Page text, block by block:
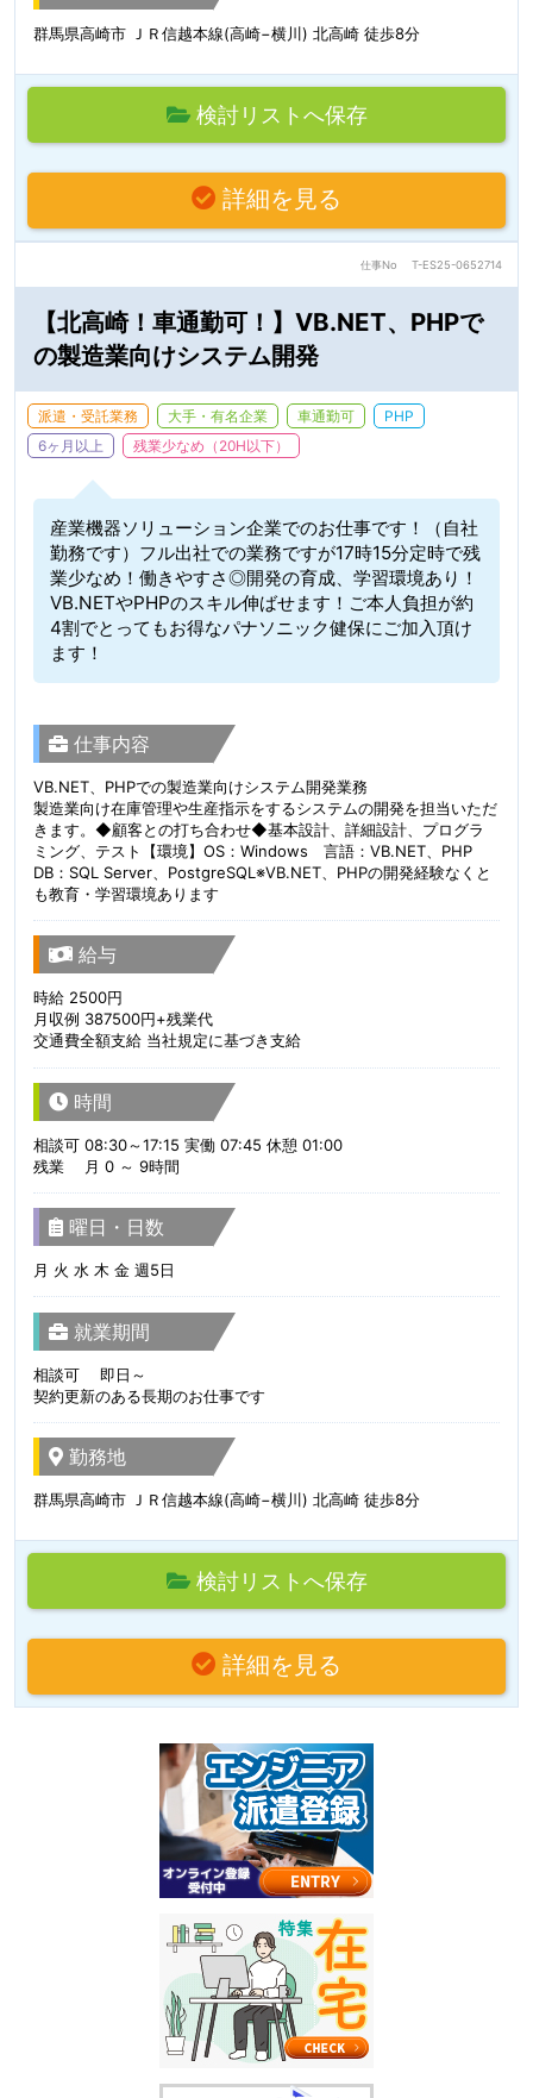
群馬県高崎市 ＪＲ信越本線(高崎−横川) 北高崎 徒歩8分
検討リストへ保存
詳細を見る
仕事No T-ES25-0652714
【北高崎！車通勤可！】VB.NET、PHPで
の製造業向けシステム開発
派遣・受託業務 大手・有名企業 車通勤可
PHP
6ヶ月以上
残業少なめ（20H以下）
産業機器ソリューション企業でのお仕事です！（自社
勤務です）フル出社での業務ですが17時15分定時で残
業少なめ！働きやすさ◎開発の育成、学習環境あり！
VB.NETやPHPのスキル伸ばせます！ご本人負担が約
4割でとってもお得なパナソニック健保にご加入頂け
ます！
仕事内容
VB.NET、PHPでの製造業向けシステム開発業務
製造業向け在庫管理や生産指示をするシステムの開発を担当いただ
きます。◆顧客との打ち合わせ◆基本設計、詳細設計、プログラ
ミング、テスト【環境】OS：Windows 言語：VB.NET、PHP
DB：SQL Server、PostgreSQL※VB.NET、PHPの開発経験なくと
も教育・学習環境あります
給与
時給 2500円
月収例 387500円+残業代
交通費全額支給 当社規定に基づき支給
時間
相談可 08:30～17:15 実働 07:45 休憩 01:00
残業 月 0 ～ 9時間
曜日・日数
月 火 水 木 金 週5日
就業期間
相談可 即日～
契約更新のある長期のお仕事です
勤務地
群馬県高崎市 ＪＲ信越本線(高崎−横川) 北高崎 徒歩8分
検討リストへ保存
詳細を見る